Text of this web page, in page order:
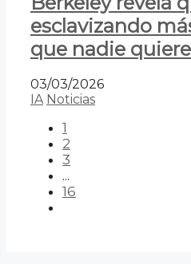
esclavizando
que nadie
03/03/2026
IA Noticias
1
2
3
...
16